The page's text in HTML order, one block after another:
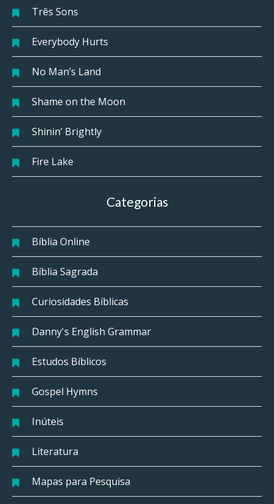
Três Sons
Everybody Hurts
No Man’s Land
Shame on the Moon
Shinin’ Brightly
Fire Lake
Categorias
Bíblia Online
Bíblia Sagrada
Curiosidades Bíblicas
Danny's English Grammar
Estudos Bíblicos
Gospel Hymns
Inúteis
Literatura
Mapas para Pesquisa